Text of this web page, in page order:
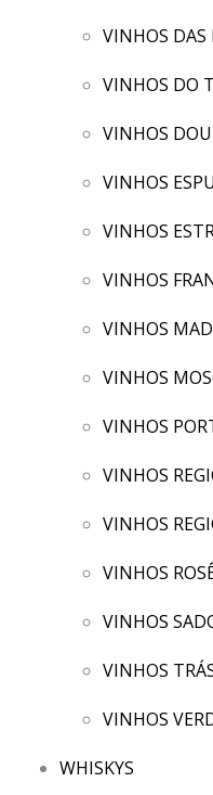
VINHOS DAS
VINHOS DO
VINHOS
VINHOS
VINHOS
VINHOS
VINHOS
VINHOS
VINHOS
VINHOS
VINHOS
VINHOS
VINHOS
VINHOS
VINHOS
WHISKYS